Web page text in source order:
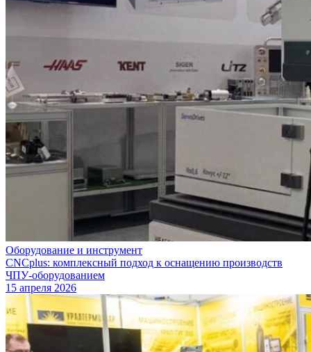
Оборудование и инструмент
CNCplus: комплексный подход к оснащению производств
ЧПУ-оборудованием
15 апреля 2026